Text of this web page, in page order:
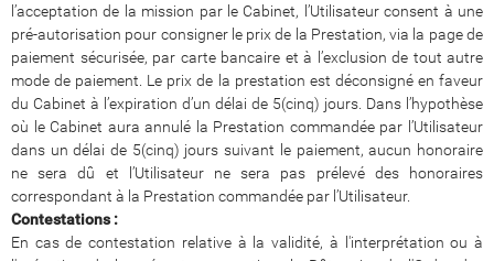
l’acceptation de la mission par le Cabinet, l’Utilisateur consent à une
pré-autorisation pour consigner le prix de la Prestation, via la page de
paiement sécurisée, par carte bancaire et à l’exclusion de tout autre
mode de paiement. Le prix de la prestation est déconsigné en faveur
du Cabinet à l’expiration d’un délai de 5(cinq) jours. Dans l’hypothèse
où le Cabinet aura annulé la Prestation commandée par l’Utilisateur
dans un délai de 5(cinq) jours suivant le paiement, aucun honoraire
ne sera dû et l’Utilisateur ne sera pas prélevé des honoraires
correspondant à la Prestation commandée par l’Utilisateur.
Contestations :
En cas de contestation relative à la validité, à l'interprétation ou à